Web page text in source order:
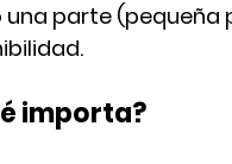
una parte (pequeña
importa?